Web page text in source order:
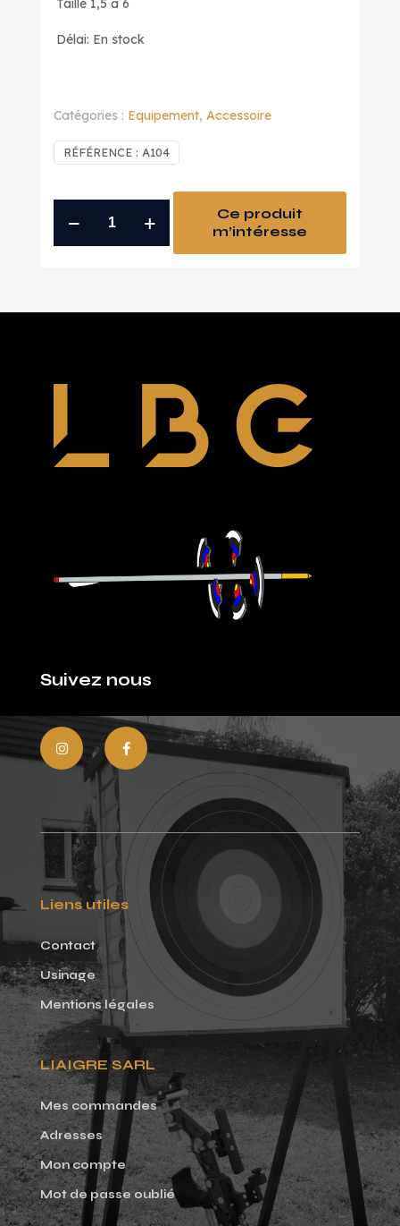
Taille 1,5 à 6
Délai: En stock
Catégories : Equipement, Accessoire
RÉFÉRENCE : A104
Ce produit
m’intéresse
Suivez nous
Liens utiles
Contact
Usinage
Mentions légales
LIAIGRE SARL
Mes commandes
Adresses
Mon compte
Mot de passe oublié